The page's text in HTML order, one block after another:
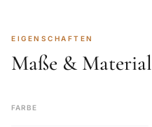
EIGENSCHAFTEN
Maße & Material
FARBE